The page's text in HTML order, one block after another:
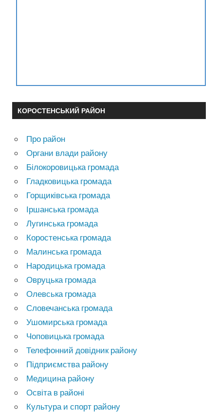
КОРОСТЕНСЬКИЙ РАЙОН
Про район
Органи влади району
Білокоровицька громада
Гладковицька громада
Горщиківська громада
Іршанська громада
Лугинська громада
Коростенська громада
Малинська громада
Народицька громада
Овруцька громада
Олевська громада
Словечанська громада
Ушомирська громада
Чоповицька громада
Телефонний довідник району
Підприємства району
Медицина району
Освіта в районі
Культура и спорт району